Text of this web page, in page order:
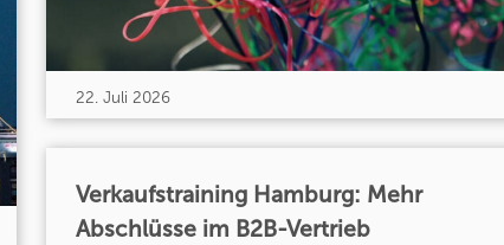
22. Juli 2026
Verkaufstraining Hamburg: Mehr
Abschlüsse im B2B-Vertrieb